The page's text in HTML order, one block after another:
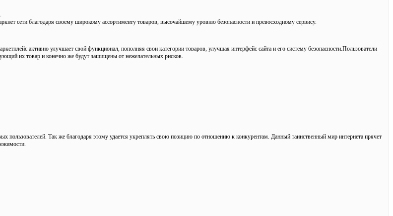
сети благодаря своему широкому ассортименту товаров, высочайшему уровню безопасности и превосходному сервису.
активно улучшает свой функционал, пополняя свои категории товаров, улучшая интерфейс сайта и его систему безопасности.Пользователи
их товар и конечно же будут защищены от нежелательных рисков.
пользователей. Так же благодаря этому удается укреплять свою позицию по отношению к конкурентам. Данный таинственный мир интернета прячет